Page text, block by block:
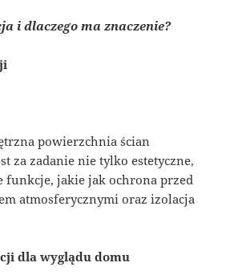
i dlaczego ma znaczenie?
powierzchnia ścian
za zadanie nie tylko estetyczne,
funkcje, jakie jak ochrona przed
atmosferycznymi oraz izolacja
dla wyglądu domu